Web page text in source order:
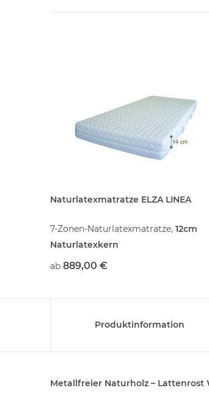
Naturlatexmatratze ELZA LINEA
7-Zonen-Naturlatexmatratze, 12cm
Naturlatexkern
Einsteigermodell für junge & schlanke
ab 889,00 €
Produktinformation
Metallfreier Naturholz – Lattenrost